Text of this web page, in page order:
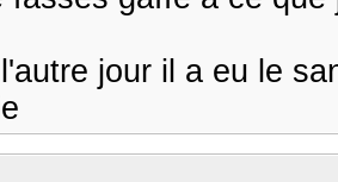
jour il a eu le